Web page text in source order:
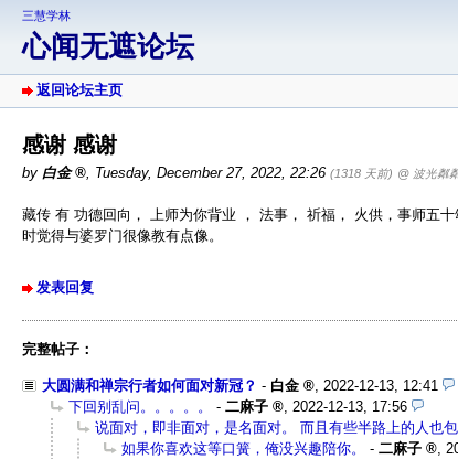
三慧学林
心闻无遮论坛
返回论坛主页
感谢 感谢
by 白金 , Tuesday, December 27, 2022, 22:26 (1318 天前) @ 波光粼
藏传 有 功德回向， 上师为你背业 ， 法事， 祈福， 火供，事师五
时觉得与婆罗门很像教有点像。
发表回复
完整帖子：
大圆满和禅宗行者如何面对新冠？ - 白金
2022-12-13, 12:41
下回别乱问。。。。。
- 二麻子
2022-12-13, 17:56
说面对，即非面对，是名面对。 而且有些半路上的人也包
如果你喜欢这等口簧，俺没兴趣陪你。
- 二麻子